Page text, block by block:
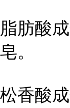
脂肪酸
皂。
松香酸